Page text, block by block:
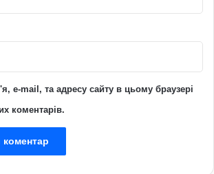
e-mail, та адресу сайту в цьому браузері
коментарів.